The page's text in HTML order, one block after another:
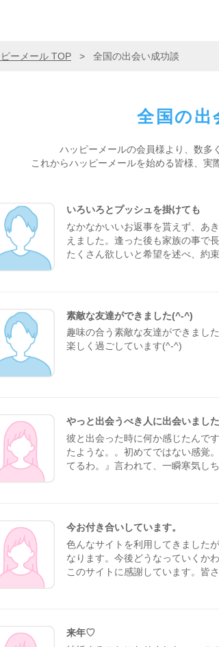
ーメール TOP > 全国の出会い成功談
全国の出
ハッピーメールの会員様より、 数多
これからハッピーメールを始める皆様、 実
いろいろとプッシュを掛けても
なかなかいいお返事を貰えず、あ
えました。逢った後も家族の事で
たくさん欲しいと希望を述べ、約
素敵な友達ができました(^-^)
趣味の合う素敵な友達ができまし
楽しく過ごしています(^-^)
やっと出会うべき人に出会いまし
彼と出会った時に何か感じたんで
たような。。初めてではない感覚
てるわ。』言われて、一瞬寒気し
れも一度だけでなくて、何度か現
夢がそんな感じだったからといわ
した。今まで失敗も沢山ありまし
今お付き合いしています。
色んなサイトを利用してきました
なります。今後どうなっていくか
このサイトに感謝しています。皆
来年♡